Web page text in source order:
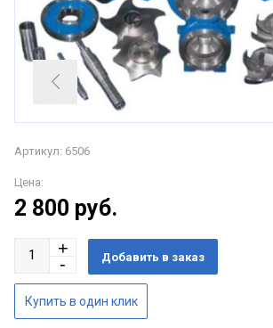
Артикул: 6506
Цена:
2 800 руб.